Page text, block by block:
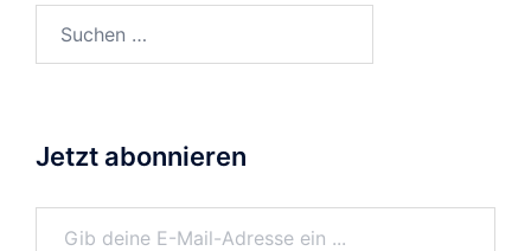
nach:
Jetzt abonnieren
Gib deine E-Mail-Adresse ein ...